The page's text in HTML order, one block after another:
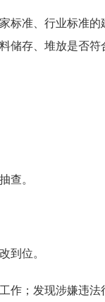
标准、行业标准的
储存、堆放是否符
查。
到位。
；发现涉嫌违法